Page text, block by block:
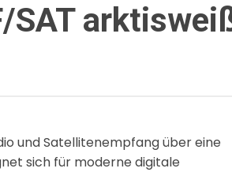
SAT
und Satellitenempfang über eine
sich für moderne digitale